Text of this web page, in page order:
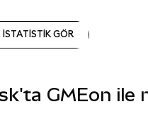
GÖR
GMEon ile